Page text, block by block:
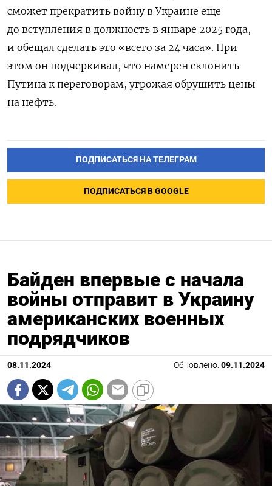
сможет прекратить войну в Украине еще
до вступления в должность в январе 2025 года,
и обещал сделать это «всего за 24 часа». При
этом он подчеркивал, что намерен склонить
Путина к переговорам, угрожая обрушить цены
на нефть.
ПОДПИСАТЬСЯ НА ТЕЛЕГРАМ
ПОДПИСАТЬСЯ В GOOGLE
Байден впервые с начала
войны отправит в Украину
американских военных
подрядчиков
08.11.2024 Обновлено: 09.11.2024